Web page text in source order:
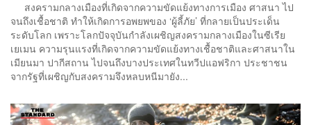
สงครามกลางเมืองที่เกิดจากความขัดแย้งทางการเมือง ศาสนา ไป
จนถึงเชื้อชาติ ทำให้เกิดการอพยพของ ‘ผู้ลี้ภัย’ ที่กลายเป็นประเด็น
ระดับโลก เพราะโลกปัจจุบันกำลังเผชิญสงครามกลางเมืองในซีเรีย
เยเมน ความรุนแรงที่เกิดจากความขัดแย้งทางเชื้อชาติและศาสนาใน
เมียนมา ปากีสถาน ไปจนถึงบางประเทศในทวีปแอฟริกา ประชาชน
จากรัฐที่เผชิญกับสงครามจึงหลบหนีมายัง...